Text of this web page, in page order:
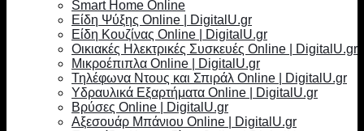
Smart Home Online
Είδη Ψύξης Online | DigitalU.gr
Είδη Κουζίνας Online | DigitalU.gr
Οικιακές Ηλεκτρικές Συσκευές Online | DigitalU.gr
Μικροέπιπλα Online | DigitalU.gr
Τηλέφωνα Ντους και Σπιράλ Online | DigitalU.gr
Υδραυλικά Εξαρτήματα Online | DigitalU.gr
Βρύσες Online | DigitalU.gr
Αξεσουάρ Μπάνιου Online | DigitalU.gr